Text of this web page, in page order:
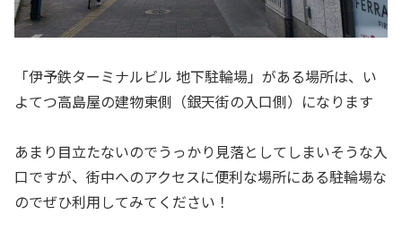
「伊予鉄ターミナルビル 地下駐輪場」がある場所は、い
よてつ高島屋の建物東側（銀天街の入口側）になります
あまり目立たないのでうっかり見落としてしまいそうな入
口ですが、街中へのアクセスに便利な場所にある駐輪場な
のでぜひ利用してみてください！